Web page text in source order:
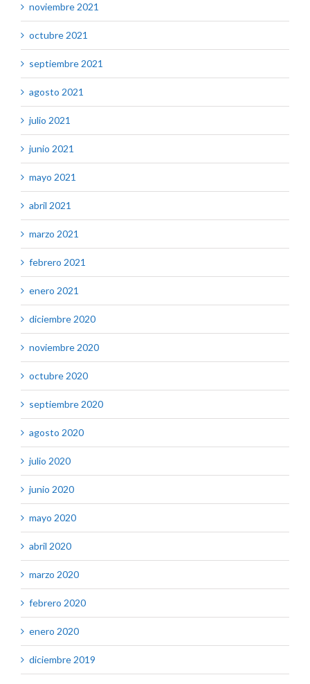
noviembre 2021
octubre 2021
septiembre 2021
agosto 2021
julio 2021
junio 2021
mayo 2021
abril 2021
marzo 2021
febrero 2021
enero 2021
diciembre 2020
noviembre 2020
octubre 2020
septiembre 2020
agosto 2020
julio 2020
junio 2020
mayo 2020
abril 2020
marzo 2020
febrero 2020
enero 2020
diciembre 2019